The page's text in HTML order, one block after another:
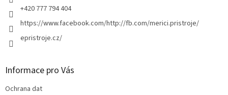
+420 777 794 404
https://www.facebook.com/http://fb.com/merici.pristroje/
epristroje.cz/
Informace pro Vás
Ochrana dat